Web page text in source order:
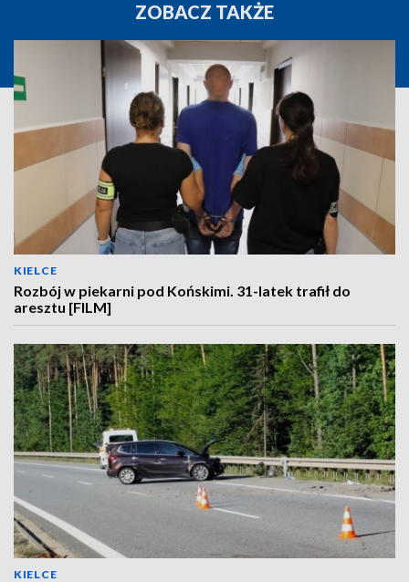
ZOBACZ TAKŻE
KIELCE
Rozbój w piekarni pod Końskimi. 31-latek trafił do
aresztu [FILM]
KIELCE